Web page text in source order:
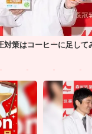
対策はコーヒーに足して